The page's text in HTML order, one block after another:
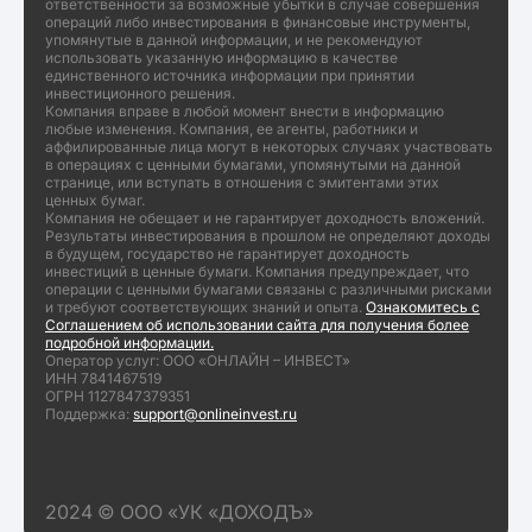
ответственности за возможные убытки в случае совершения
операций либо инвестирования в финансовые инструменты,
упомянутые в данной информации, и не рекомендуют
использовать указанную информацию в качестве
единственного источника информации при принятии
инвестиционного решения.
Компания вправе в любой момент внести в информацию
любые изменения. Компания, ее агенты, работники и
аффилированные лица могут в некоторых случаях участвовать
в операциях с ценными бумагами, упомянутыми на данной
странице, или вступать в отношения с эмитентами этих
ценных бумаг.
Компания не обещает и не гарантирует доходность вложений.
Результаты инвестирования в прошлом не определяют доходы
в будущем, государство не гарантирует доходность
инвестиций в ценные бумаги. Компания предупреждает, что
операции с ценными бумагами связаны с различными рисками
и требуют соответствующих знаний и опыта. Ознакомитесь с
Соглашением об использовании сайта для получения более
подробной информации.
Оператор услуг: ООО «ОНЛАЙН – ИНВЕСТ»
ИНН 7841467519
ОГРН 1127847379351
Поддержка: support@onlineinvest.ru
2024 © ООО «УК «ДОХОДЪ»